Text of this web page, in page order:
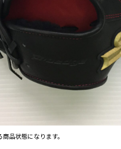
品状態になります。